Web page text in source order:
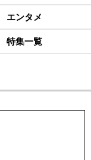
エンタメ
特集一覧